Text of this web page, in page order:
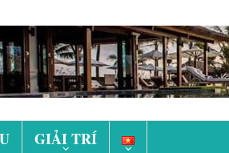
GIẢI TRÍ